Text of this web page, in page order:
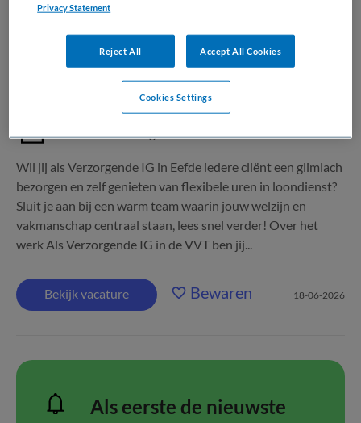
Happy Nurse,Eefde
MBO
Vaste aanstelling
Wil jij als Verzorgende IG in Eefde iedere cliënt een glimlach
bezorgen en zelf genieten van flexibele uren in loondienst?
Sluit je aan bij een warm team waarin jouw welzijn en
vakmanschap centraal staan, lees snel verder! Over het
werk Als Verzorgende IG in de VVT ben jij...
Bekijk vacature Bewaren 18-06-2026
Als eerste de nieuwste
Privacy Statement
Reject All Accept All Cookies
Cookies Settings